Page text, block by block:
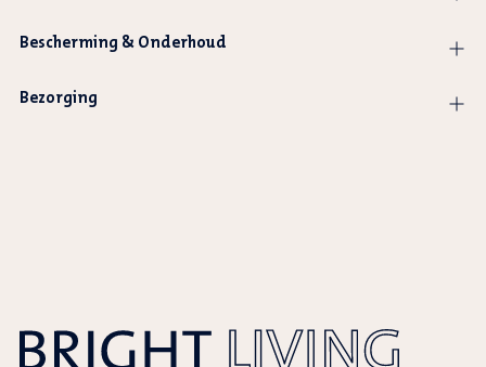
Bescherming & Onderhoud
Bezorging